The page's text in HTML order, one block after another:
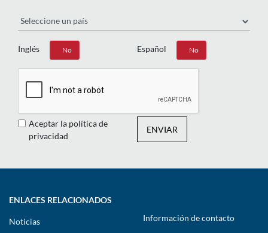
Inglés
Sí No Español
Sí No
Aceptar la política de
privacidad
ENVIAR
ENLACES RELACIONADOS
Noticias Información de contacto